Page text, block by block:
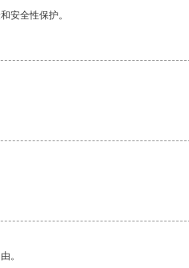
安全性保护。
。